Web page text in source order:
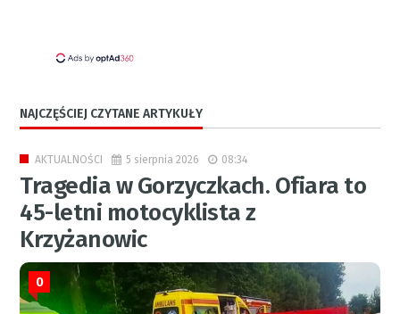
NAJCZĘŚCIEJ CZYTANE ARTYKUŁY
AKTUALNOŚCI 5 sierpnia 2026 08:34
Tragedia w Gorzyczkach. Ofiara to
45-letni motocyklista z
Krzyżanowic
0